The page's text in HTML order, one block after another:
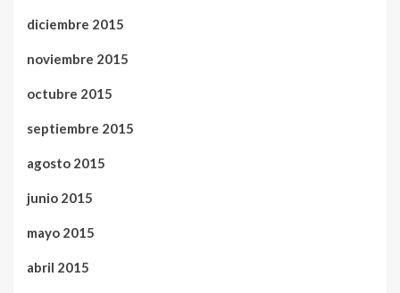
diciembre 2015
noviembre 2015
octubre 2015
septiembre 2015
agosto 2015
junio 2015
mayo 2015
abril 2015